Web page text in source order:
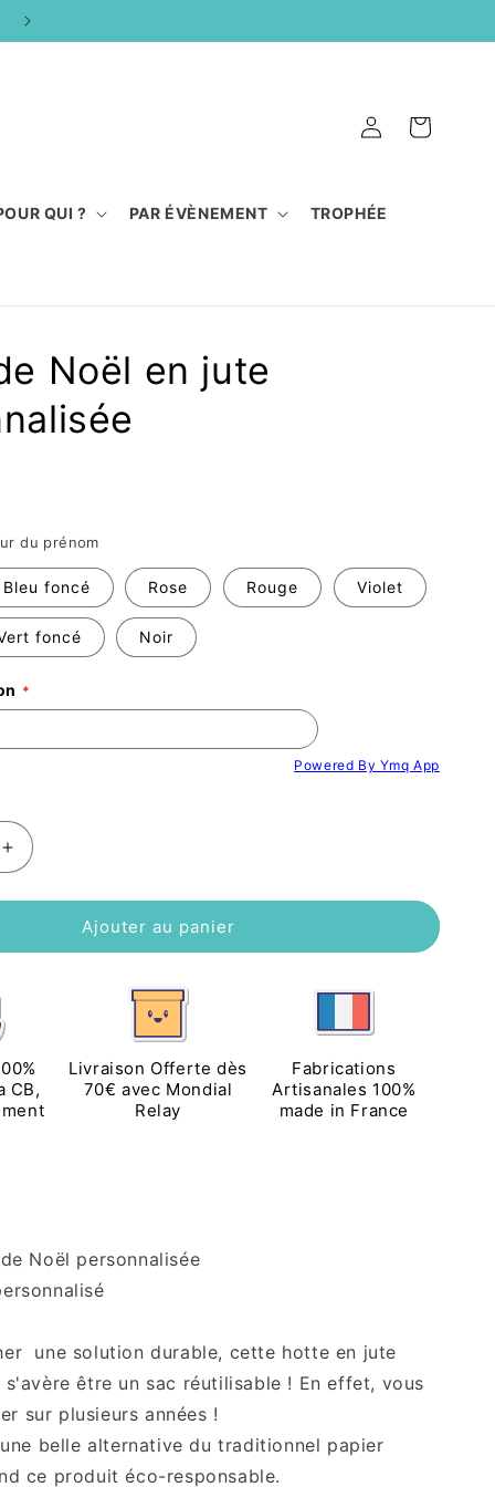
QUI ? PAR ÉVÈNEMENT TROPHÉE
ConnexionPanier
Noël en jute
du prénom
Bleu foncé Rose Rouge Violet
foncé Noir
Powered By Ymq App
Augmenter
la
quantité
Hotte
personnalisée
Ajouter au panier
CB,
Livraison Offerte dès
70€ avec Mondial
Relay
Fabrications
Artisanales 100%
made in France
Noël personnalisée
une solution durable, cette hotte en jute
s'avère être un sac réutilisable ! En effet, vous
sur plusieurs années !
une belle alternative du traditionnel papier
ce produit éco-responsable.